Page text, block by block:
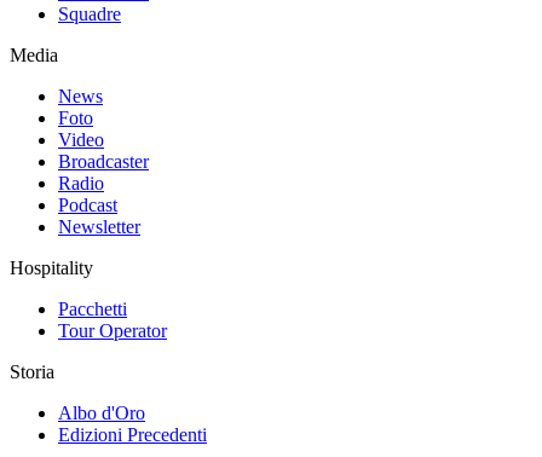
Squadre
Media
News
Foto
Video
Broadcaster
Radio
Podcast
Newsletter
Hospitality
Pacchetti
Tour Operator
Storia
Albo d'Oro
Edizioni Precedenti